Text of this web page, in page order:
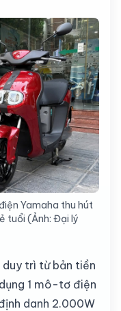
Yamaha thu hút
tuổi (Ảnh: Đại lý
trì từ bản tiền
1 mô-tơ điện
danh 2.000W